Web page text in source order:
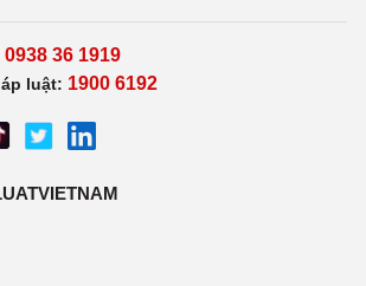
0938 36 1919
luật: 1900 6192